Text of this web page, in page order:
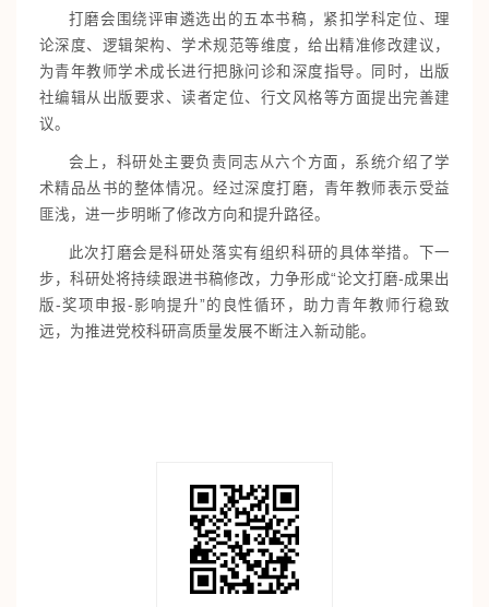
打磨会围绕评审遴选出的五本书稿，紧扣学科定位、理
论深度、逻辑架构、学术规范等维度，给出精准修改建议，
为青年教师学术成长进行把脉问诊和深度指导。同时，出版
社编辑从出版要求、读者定位、行文风格等方面提出完善建
议。
会上，科研处主要负责同志从六个方面，系统介绍了学
术精品丛书的整体情况。经过深度打磨，青年教师表示受益
匪浅，进一步明晰了修改方向和提升路径。
此次打磨会是科研处落实有组织科研的具体举措。下一
步，科研处将持续跟进书稿修改，力争形成“论文打磨-成果出
版-奖项申报-影响提升”的良性循环，助力青年教师行稳致
远，为推进党校科研高质量发展不断注入新动能。